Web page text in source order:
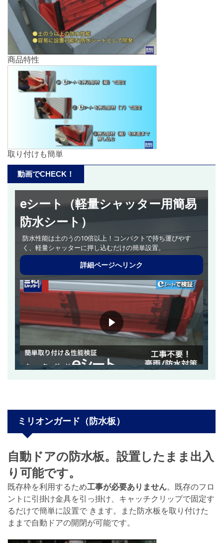
商品特性
取り付けも簡単
動画でCHECK！
eシート（軽量シャッター用簡易
防水シート）
防水性能は土のうの10倍以上！コンパクトで持ち運びやす
く、軽量シャッターに押し込むだけの簡単設置。
詳細ページへリンク
ミリオンガード（防水板）
自動ドアの防水板。設置したまま出入
り可能です。
既存枠を利用するため工事が必要ありません。既存のフロ
ントに引掛け金具を引っ掛け、キャッチクリップで固定す
るだけで簡単に設置で きます。また防水板を取り付けた
ままで自動ドアの開閉が可能です。